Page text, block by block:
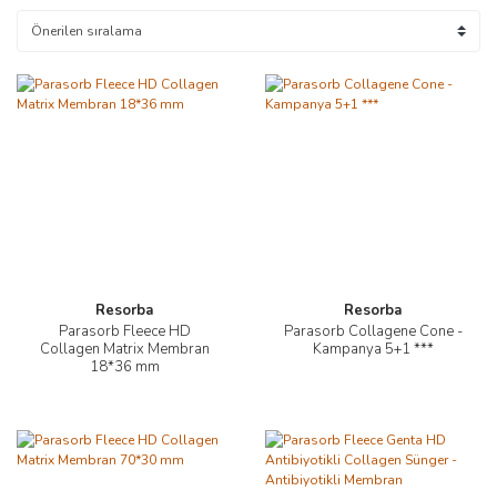
Resorba
Parasorb Fleece HD
Collagen Matrix Membran
18*36 mm
Resorba
Parasorb Collagene Cone -
Kampanya 5+1 ***